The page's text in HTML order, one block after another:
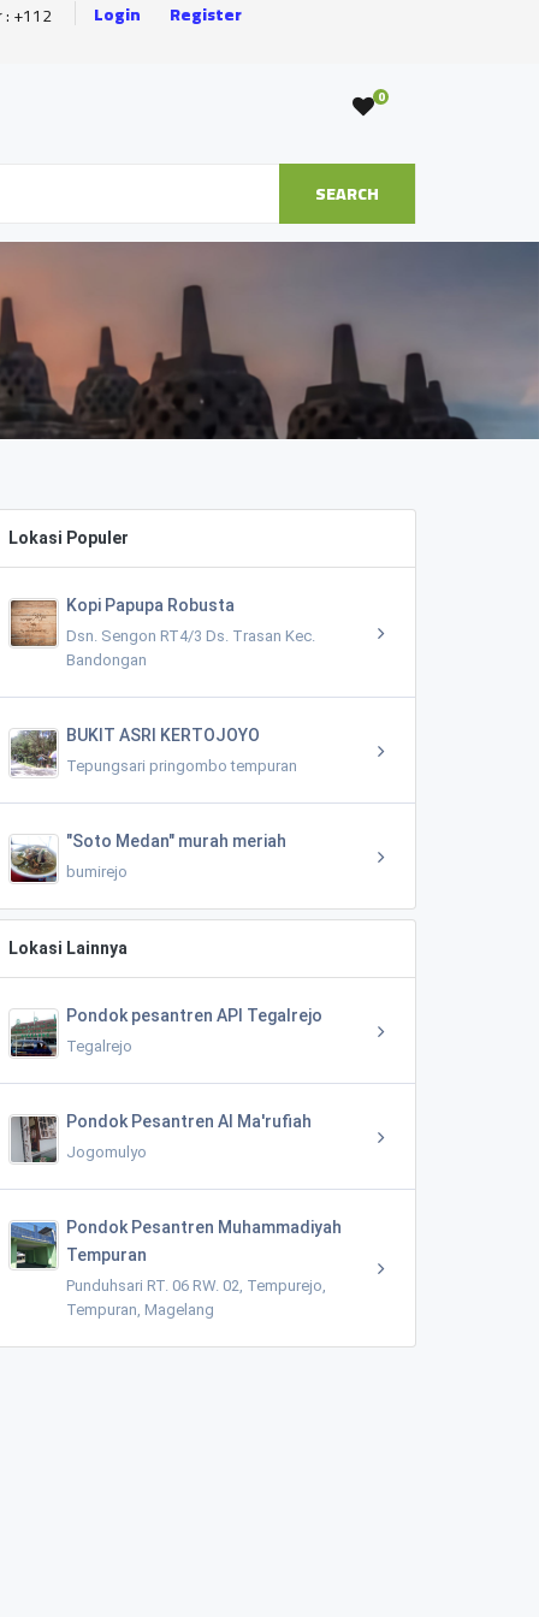
: +112 Login Register
0
SEARCH
Lokasi Populer
Kopi Papupa Robusta
Dsn. Sengon RT4/3 Ds. Trasan Kec.
Bandongan
BUKIT ASRI KERTOJOYO
Tepungsari pringombo tempuran
"Soto Medan" murah meriah
bumirejo
Lokasi Lainnya
Pondok pesantren API Tegalrejo
Tegalrejo
Pondok Pesantren Al Ma'rufiah
Jogomulyo
Pondok Pesantren Muhammadiyah
Tempuran
Punduhsari RT. 06 RW. 02, Tempurejo,
Tempuran, Magelang